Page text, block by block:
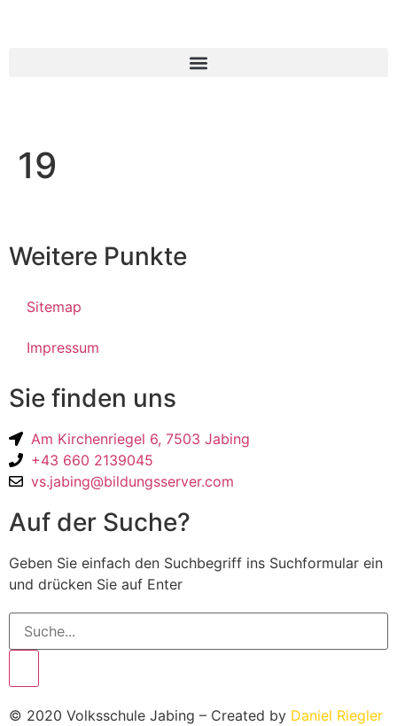
19
Weitere Punkte
Sitemap
Impressum
Sie finden uns
Am Kirchenriegel 6, 7503 Jabing
+43 660 2139045
vs.jabing@bildungsserver.com
Auf der Suche?
Geben Sie einfach den Suchbegriff ins Suchformular ein
und drücken Sie auf Enter
© 2020 Volksschule Jabing – Created by Daniel Riegler